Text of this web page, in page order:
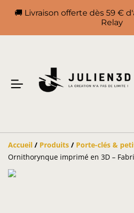
🚚 Livraison offerte dès 59 €
Relay
Accueil / Produits / Porte-clés &
Ornithorynque imprimé en 3D –